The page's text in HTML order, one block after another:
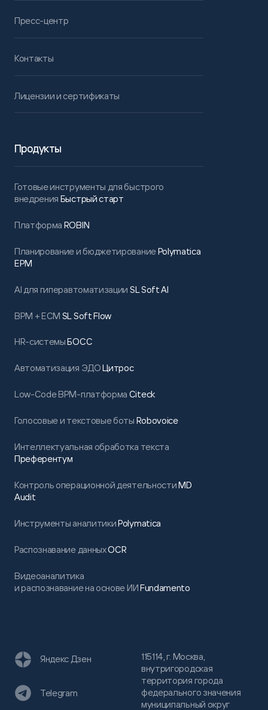
Пресс-центр
Контакты
Лицензии и сертификаты
Продукты
Готовые инструменты для быстрого
внедрения Быстрый старт
Платформа ROBIN
Планирование и бюджетированиеPolymatica
EPM
AI для гиперавтоматизации SL Soft AI
BPM + ECM SL Soft Flow
HR-системыБОСС
Автоматизация ЭДОЦитрос
Low-Code BPM-платформа Citeck
Голосовые и текстовые боты Robovoice
Интеллектуальная обработка текста
Преферентум
Контроль операционной деятельностиMD
Audit
Инструменты аналитикиPolymatica
Распознавание данныхOCR
Видеоаналитика
и распознавание на основе ИИFundamento
115114, г. Москва,
внутригородская
территория города
федерального значения
муниципальный округ
Яндекс Дзен
Telegram